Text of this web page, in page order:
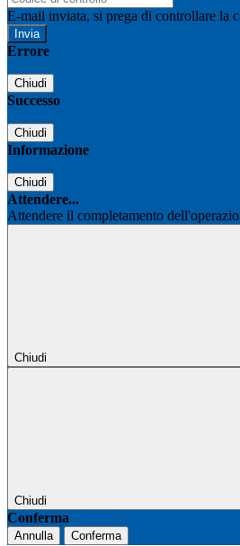
E-mail inviata, si prega di controllare la
Errore
Chiudi
Successo
Chiudi
Informazione
Chiudi
Attendere...
Attendere il completamento
Chiudi
Chiudi
Conferma
Annulla Conferma